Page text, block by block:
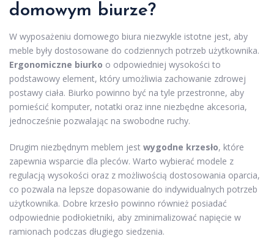
domowym biurze?
W wyposażeniu domowego biura niezwykle istotne jest, aby
meble były dostosowane do codziennych potrzeb użytkownika.
Ergonomiczne biurko o odpowiedniej wysokości to
podstawowy element, który umożliwia zachowanie zdrowej
postawy ciała. Biurko powinno być na tyle przestronne, aby
pomieścić komputer, notatki oraz inne niezbędne akcesoria,
jednocześnie pozwalając na swobodne ruchy.
Drugim niezbędnym meblem jest wygodne krzesło, które
zapewnia wsparcie dla pleców. Warto wybierać modele z
regulacją wysokości oraz z możliwością dostosowania oparcia,
co pozwala na lepsze dopasowanie do indywidualnych potrzeb
użytkownika. Dobre krzesło powinno również posiadać
odpowiednie podłokietniki, aby zminimalizować napięcie w
ramionach podczas długiego siedzenia.